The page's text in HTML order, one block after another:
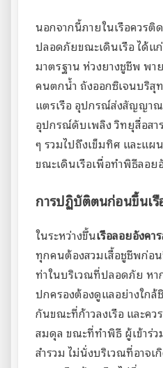
นอกจากนี้ภายในเรือควร
ปลอดภัยขณะเดินเรือ ได้แ
มาตรฐาน ห่วงยางชูชีพ พา
คนตกน้ำ ถังออกซิเจนบริสุ
แตรเรือ อุปกรณ์ส่งสัญญาณ
อุปกรณ์ดับเพลิง วิทยุสื่อสา
ๆ รวมไปถึงเข็มทิศ และแ
ขณะเดินเรือเพื่อทำพิธีลอย
การปฏิบัติตนก่อนขึ้นเ
ในระหว่างขึ้นเรือลอยอังคาร
ทุกคนต้องสวมเสื้อชูชีพก่อน
ท่าในบริเวณที่ปลอดภัย หา
ปกครองต้องดูแลอย่างใก
กันขณะที่ก้าวลงเรือ และคว
สมดุล ขณะที่ทำพิธี ผู้เข้าร่
สำรวม ไม่นั่งบริเวณที่อาจ